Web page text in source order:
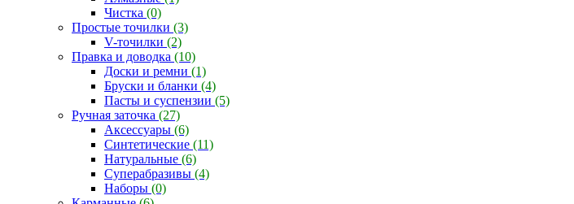
Чистка (0)
Простые точилки (3)
V-точилки (2)
Правка и доводка (10)
Доски и ремни (1)
Бруски и бланки (4)
Пасты и суспензии (5)
Ручная заточка (27)
Аксессуары (6)
Синтетические (11)
Натуральные (6)
Суперабразивы (4)
Наборы (0)